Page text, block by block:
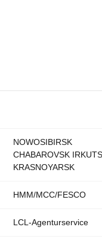
NOWOSIBIRSK
CHABAROVSK
KRASNOYARSK
HMM/MCC/FESCO
LCL-Agenturservice